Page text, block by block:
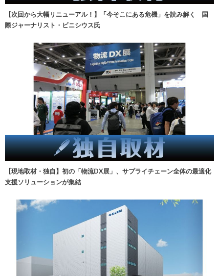
【次回から大幅リニューアル！】「今そこにある危機」を読み解く 国
際ジャーナリスト・ビニシウス氏
【現地取材・独自】初の「物流DX展」、サプライチェーン全体の最適化
支援ソリューションが集結